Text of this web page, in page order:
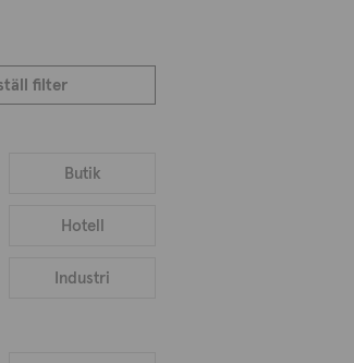
built in 1777 is
filter
Butik
Hotell
Industri